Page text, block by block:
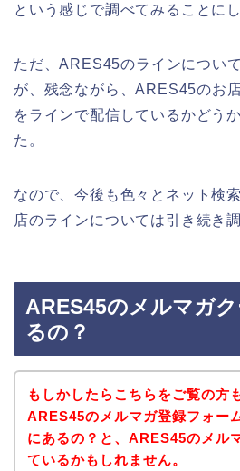
という感じで調べてみることにし
ただ、ARES45のラインについ
が、残念ながら、ARES45のお
をラインで配信しているかどう
た。
なので、今後も色々とネット検
店のラインについては引き続き
ARES45のメルマガ
るの？
もしかしたらこちらをご覧の方も
ARES45のメルマガ登録フォー
にあるの？と、ARES45のメル
ているかもしれません。